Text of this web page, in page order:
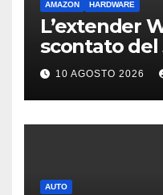
AMAZON HARDWARE
L’extender
scontato del
problema
10 AGOSTO 2026
AUTO